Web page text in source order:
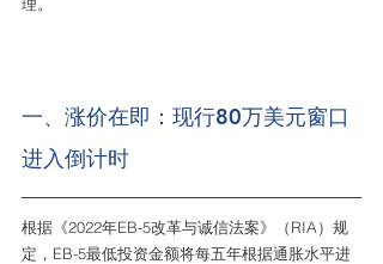
一、涨价在即：现行80万美元窗口
进入倒计时
根据《2022年EB-5改革与诚信法案》（RIA）规
定，EB-5最低投资金额将每五年根据通胀水平进